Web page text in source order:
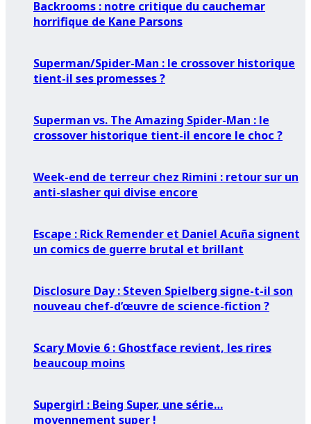
Backrooms : notre critique du cauchemar
horrifique de Kane Parsons
Superman/Spider-Man : le crossover historique
tient-il ses promesses ?
Superman vs. The Amazing Spider-Man : le
crossover historique tient-il encore le choc ?
Week-end de terreur chez Rimini : retour sur un
anti-slasher qui divise encore
Escape : Rick Remender et Daniel Acuña signent
un comics de guerre brutal et brillant
Disclosure Day : Steven Spielberg signe-t-il son
nouveau chef-d’œuvre de science-fiction ?
Scary Movie 6 : Ghostface revient, les rires
beaucoup moins
Supergirl : Being Super, une série…
moyennement super !